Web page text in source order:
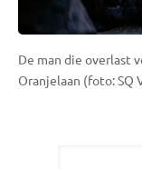
De man die overlast
Oranjelaan (foto: SQ